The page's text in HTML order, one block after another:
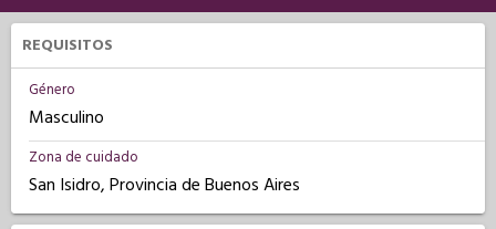
REQUISITOS
Género
Masculino
Zona de cuidado
San Isidro, Provincia de Buenos Aires